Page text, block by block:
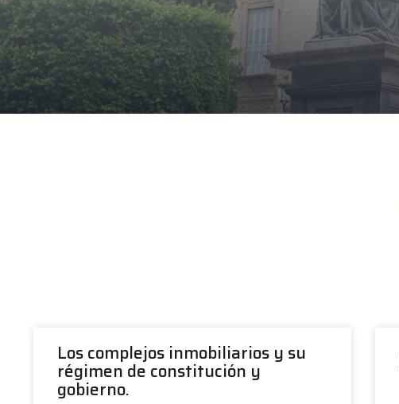
Los complejos inmobiliarios y su
régimen de constitución y
gobierno.